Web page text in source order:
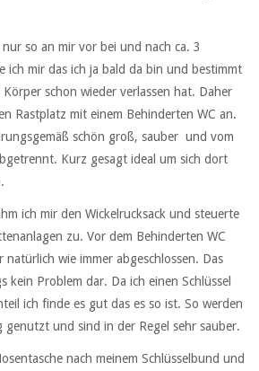
so an mir vor bei und nach ca. 3
ich mir das ich ja bald da bin und bestimmt
schon wieder verlassen hat. Daher
Rastplatz mit einem Behinderten WC an.
schön groß, sauber und vom
Kurz gesagt ideal um sich dort
ich mir den Wickelrucksack und steuerte
zu. Vor dem Behinderten WC
natürlich wie immer abgeschlossen. Das
kein Problem dar. Da ich einen Schlüssel
ich finde es gut das es so ist. So werden
genutzt und sind in der Regel sehr sauber.
nach meinem Schlüsselbund und